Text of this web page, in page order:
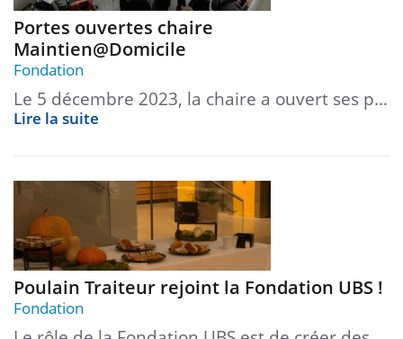
Portes ouvertes chaire
Maintien@Domicile
Fondation
Le 5 décembre 2023, la chaire a ouvert ses p…
Lire la suite
Poulain Traiteur rejoint la Fondation UBS !
Fondation